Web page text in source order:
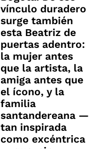
vínculo duradero
surge también
esta Beatriz de
puertas adentro:
la mujer antes
que la artista, la
amiga antes que
el ícono, y la
familia
santandereana —
tan inspirada
como excéntrica